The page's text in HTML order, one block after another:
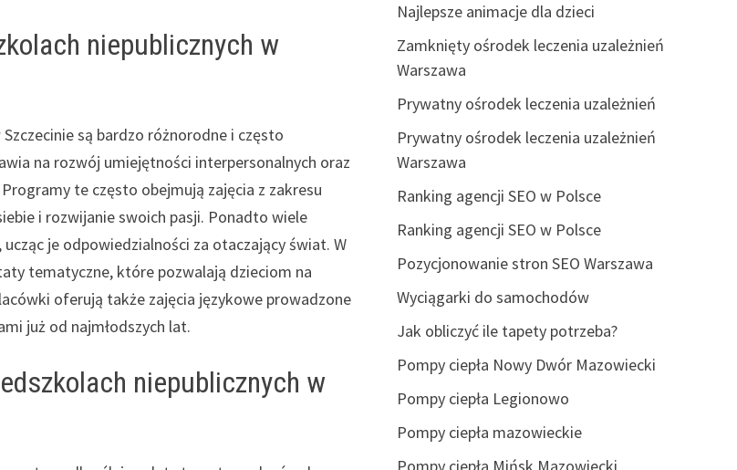
niepublicznych w
są bardzo różnorodne i często
na rozwój umiejętności interpersonalnych oraz
te często obejmują zajęcia z zakresu
i rozwijanie swoich pasji. Ponadto wiele
je odpowiedzialności za otaczający świat. W
tematyczne, które pozwalają dzieciom na
oferują także zajęcia językowe prowadzone
już od najmłodszych lat.
niepublicznych w
Najlepsze animacje dla dzieci
Zamknięty ośrodek leczenia uzależnień
Warszawa
Prywatny ośrodek leczenia uzależnień
Prywatny ośrodek leczenia uzależnień
Warszawa
Ranking agencji SEO w Polsce
Ranking agencji SEO w Polsce
Pozycjonowanie stron SEO Warszawa
Wyciągarki do samochodów
Jak obliczyć ile tapety potrzeba?
Pompy ciepła Nowy Dwór Mazowiecki
Pompy ciepła Legionowo
Pompy ciepła mazowieckie